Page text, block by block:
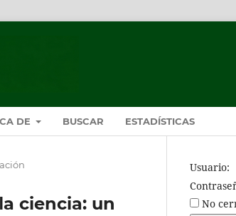
DE BUSCAR ESTADÍSTICAS
ciencia: un
Usuario:
No